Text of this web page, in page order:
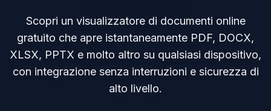
Scopri un visualizzatore di documenti online
gratuito che apre istantaneamente PDF, DOCX,
XLSX, PPTX e molto altro su qualsiasi dispositivo,
con integrazione senza interruzioni e sicurezza di
alto livello.